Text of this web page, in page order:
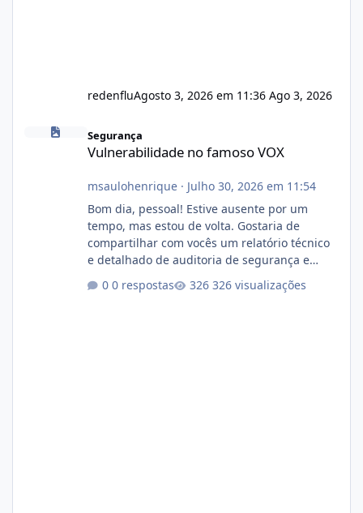
redenfluAgosto 3, 2026 em 11:36 Ago 3, 2026
Vulnerabilidade no famoso VOX
Segurança
Vulnerabilidade no famoso VOX
msaulohenrique· Julho 30, 2026 em 11:54
Bom dia, pessoal! Estive ausente por um
tempo, mas estou de volta. Gostaria de
compartilhar com vocês um relatório técnico
e detalhado de auditoria de segurança e
conformidade referente ao VOXPANEL (versão
atualmente em circulação e comercialização
0 respostas 326 visualizações